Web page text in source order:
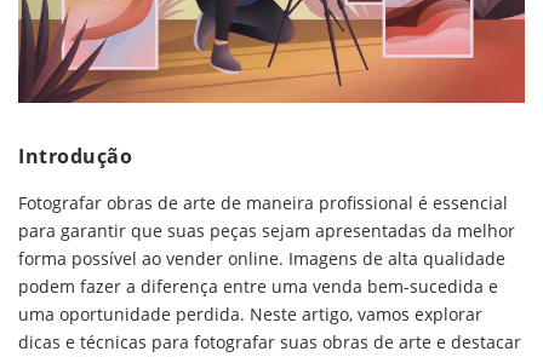
Introdução
Fotografar obras de arte de maneira profissional é essencial
para garantir que suas peças sejam apresentadas da melhor
forma possível ao vender online. Imagens de alta qualidade
podem fazer a diferença entre uma venda bem-sucedida e
uma oportunidade perdida. Neste artigo, vamos explorar
dicas e técnicas para fotografar suas obras de arte e destacar